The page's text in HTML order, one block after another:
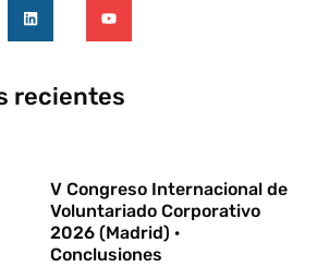
recientes
V Congreso Internacional de
Voluntariado Corporativo
2026 (Madrid) ·
Conclusiones